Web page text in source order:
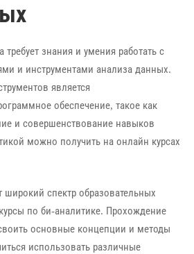
требует знания и умения работать с
и инструментами анализа данных.
является
обеспечение, такое как
и совершенствование навыков
можно получить на онлайн курсах
спектр образовательных
по би-аналитике. Прохождение
основные концепции и методы
использовать различные